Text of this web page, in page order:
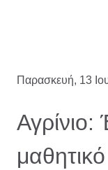
Παρασκευή, 13
Αγρίνιο: